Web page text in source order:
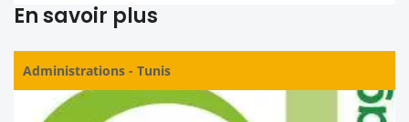
En savoir plus
Administrations - Tunis